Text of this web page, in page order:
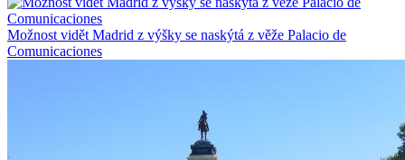
Možnost vidět Madrid z výšky se naskýtá z věže Palacio de
Comunicaciones